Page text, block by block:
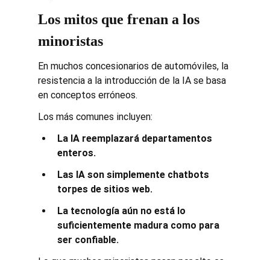
Los mitos que frenan a los
minoristas
En muchos concesionarios de automóviles, la
resistencia a la introducción de la IA se basa
en conceptos erróneos.
Los más comunes incluyen:
La IA reemplazará departamentos
enteros.
Las IA son simplemente chatbots
torpes de sitios web.
La tecnología aún no está lo
suficientemente madura como para
ser confiable.